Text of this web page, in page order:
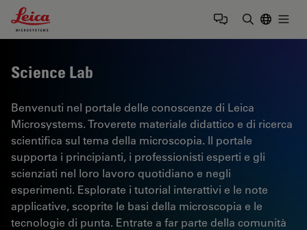
Leica Microsystems Logo
Science Lab
Benvenuti nel portale delle conoscenze di Leica
Microsystems. Troverete materiale didattico e di ricerca
scientifica sul tema della microscopia. Il portale
supporta i principianti, i professionisti esperti e gli
scienziati nel loro lavoro quotidiano e negli
esperimenti. Esplorate i tutorial interattivi e le note
applicative, scoprite le basi della microscopia e le
tecnologie di punta. Entrate a far parte della comunità